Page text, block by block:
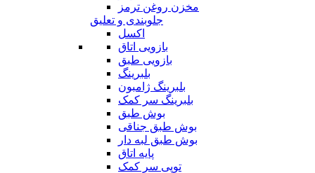
مخزن روغن ترمز
جلوبندی و تعلیق
اکسل
بازویی اتاق
بازویی طبق
بلبرینگ
بلبرینگ ژامبون
بلبرینگ سر کمک
بوش طبق
بوش طبق جناقی
بوش طبق لبه دار
پایه اتاق
توپی سر کمک